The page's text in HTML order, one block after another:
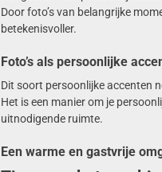
Door foto’s van belangrijke
betekenisvoller.
Foto’s als persoonlijke
Dit soort persoonlijke accenten
Het is een manier om je
uitnodigende ruimte.
Een warme en gastvrije